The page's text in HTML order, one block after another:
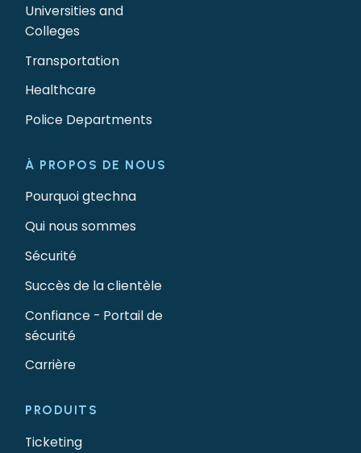
À PROPOS DE NOUS
Pourquoi gtechna
Qui nous sommes
Sécurité
Succès de la clientèle
Confiance - Portail de
sécurité
Carrière
Universities and
Colleges
Transportation
Healthcare
Police Departments
PRODUITS
Ticketing